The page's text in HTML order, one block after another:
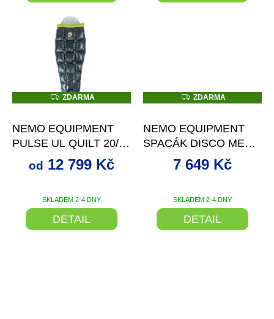
Z
D
M
A
ZDARMA
NEMO EQUIPMENT
PULSE UL QUILT 20/30
ENDLESS PROMISE
SKLADEM 2-4 DNY
od 12 799 Kč
DETAIL
Z
D
M
A
ZDARMA
NEMO EQUIPMENT
SPACÁK DISCO MENS
15 ENDLESS
PROMISE
SKLADEM 2-4 DNY
7 649 Kč
DETAIL